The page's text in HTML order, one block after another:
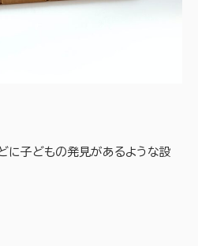
に子どもの発見があるような設